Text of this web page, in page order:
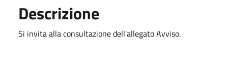
Descrizione
Si invita alla consultazione dell'allegato Avviso.